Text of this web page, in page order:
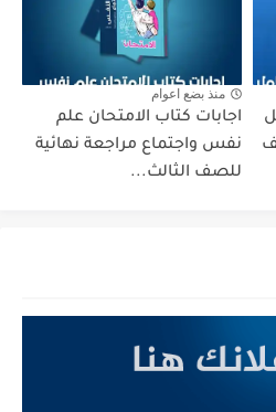
منذ بضع اعوام
اجابات كتاب الامتحان علم
نفس واجتماع مراجعة نهائية
للصف الثالث...